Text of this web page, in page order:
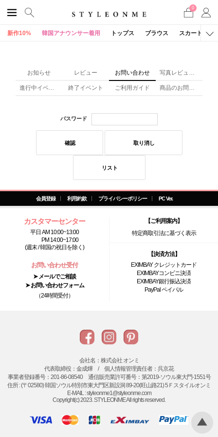
0
新作10% 韓国アナウンサー着用 トップス ブラウス スカート
お知らせ レビュー お問い合わせ 写真レビュー(x)
進行中イベント 終了イベント ご利用ガイド 商品のお問い合わせ
パスワード
確認 取り消し
リスト
会員登録 利用約款 プライバシーポリシー PC Ver.
カスタマーセンター
平日 AM 10:00~13:00
PM 14:00~17:00
(週末 / 韓国の祝日を除く)
お問い合わせ受付
➤ メールでご相談
➤ お問い合わせフォーム
（24時間受付）
【ご利用案内】
特定商取引法に基づく表示
【決済方法】
EXIMBAY クレジットカード
EXIMBAYコンビニ決済
EXIMBAY銀行振込決済
PayPal ペイパル
会社名：株式会社 オンミ
代表取締役：金成燁 / 個人情報管理責任者：呉京花
事業者登録番号：201-86-08540 通信販売業許可番号：第2019-ソウル東大門-1551号
住所 : (〒02580) 韓国ソウル特別市東大門区新設洞 89-20(旺山路21) 5Ｆスタイルオンミ
E-MAIL : styleonme1@styleonme.com
Copyright(c) 2023. STYLEONME All rights reserved.